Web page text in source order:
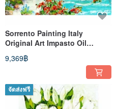
Sorrento Painting Italy
Original Art Impasto Oil
Painting 16x20 Italy
9,369฿
จัดส่งฟรี